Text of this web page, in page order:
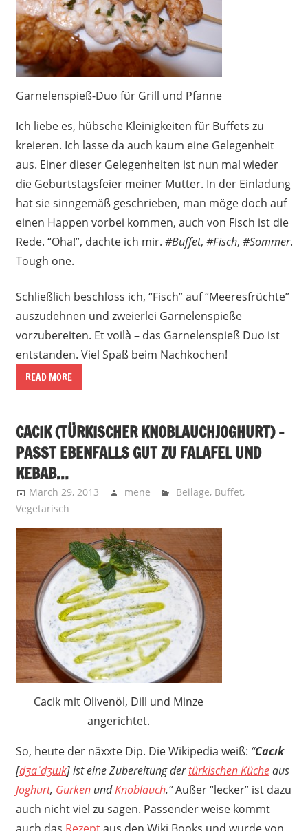
Garnelenspieß-Duo für Grill und Pfanne
Ich liebe es, hübsche Kleinigkeiten für Buffets zu
kreieren. Ich lasse da auch kaum eine Gelegenheit
aus. Einer dieser Gelegenheiten ist nun mal wieder
die Geburtstagsfeier meiner Mutter. In der Einladung
hat sie sinngemäß geschrieben, man möge doch auf
einen Happen vorbei kommen, auch von Fisch ist die
Rede. “Oha!”, dachte ich mir. #Buffet, #Fisch, #Sommer.
Tough one.
Schließlich beschloss ich, “Fisch” auf “Meeresfrüchte”
auszudehnen und zweierlei Garnelenspieße
vorzubereiten. Et voilà – das Garnelenspieß Duo ist
entstanden. Viel Spaß beim Nachkochen!
READ MORE
CACIK (TÜRKISCHER KNOBLAUCHJOGHURT) –
PASST EBENFALLS GUT ZU FALAFEL UND
KEBAB…
March 29, 2013 mene Beilage, Buffet,
Vegetarisch
Cacik mit Olivenöl, Dill und Minze
angerichtet.
So, heute der näxxte Dip. Die Wikipedia weiß: “Cacık
[dʒaˈdʒɯk] ist eine Zubereitung dertürkischen Kücheaus
Joghurt, GurkenundKnoblauch.”Außer “lecker” ist dazu
auch nicht viel zu sagen. Passender weise kommt